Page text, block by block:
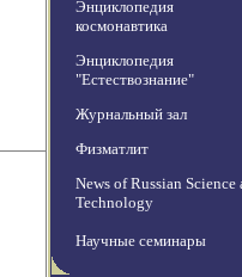
Энциклопедия
космонавтика
Энциклопедия
"Естествознание"
Журнальный зал
Физматлит
News of Russian Science
Technology
Научные семинары